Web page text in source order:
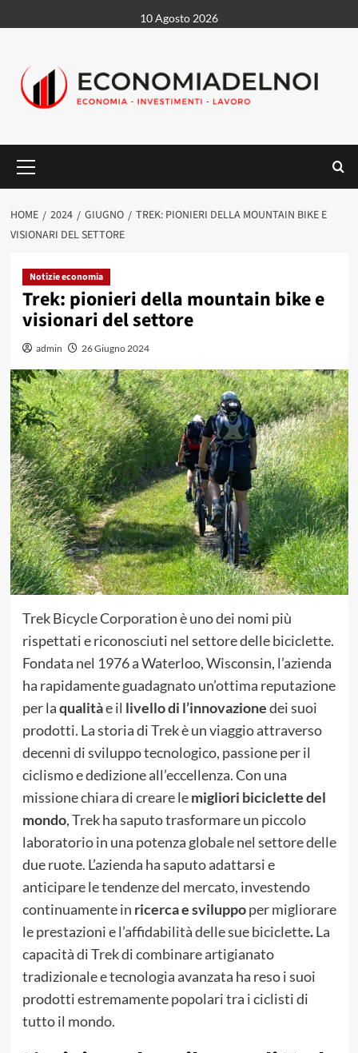
al
10 Agosto 2026
principale
HOME 2024 GIUGNO
TREK: PIONIERI DELLA MOUNTAIN BIKE E
VISIONARI DEL SETTORE
Notizie economia
Trek: pionieri della mountain bike e
visionari del settore
admin 26 Giugno 2024
Trek Bicycle Corporation è uno dei nomi più
rispettati e riconosciuti nel settore delle biciclette.
Fondata nel 1976 a Waterloo, Wisconsin, l’azienda
ha rapidamente guadagnato un’ottima reputazione
per laqualitàe il livello di l’innovazionedei suoi
prodotti. La storia di Trek è un viaggio attraverso
decenni di sviluppo tecnologico, passione per il
ciclismo e dedizione all’eccellenza. Con una
missione chiara di creare lemigliori biciclette del
mondo, Trek ha saputo trasformare un piccolo
laboratorio in una potenza globale nel settore delle
due ruote. L’azienda ha saputo adattarsi e
anticipare le tendenze del mercato, investendo
continuamente in ricerca e sviluppoper migliorare
le prestazioni e l’affidabilità delle sue biciclette.La
capacità di Trek di combinare artigianato
tradizionale e tecnologia avanzata ha reso i suoi
prodotti estremamente popolari tra i ciclisti di
tutto il mondo.